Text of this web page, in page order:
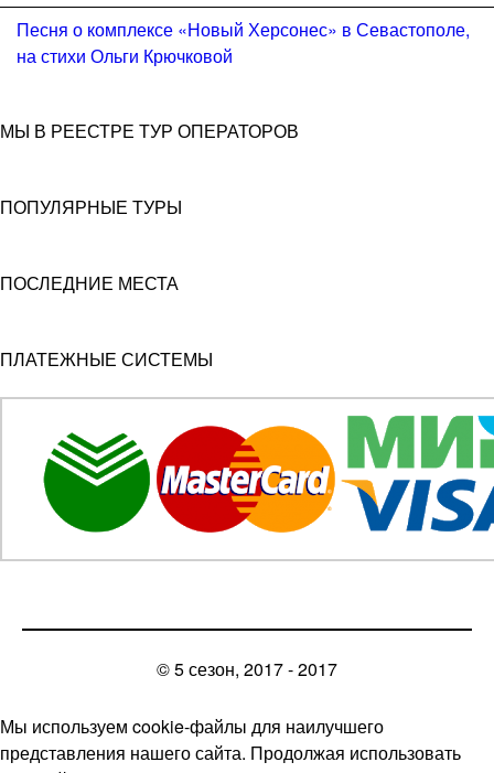
Песня о комплексе «Новый Херсонес» в Севастополе,
на стихи Ольги Крючковой
МЫ В РЕЕСТРЕ ТУР ОПЕРАТОРОВ
ПОПУЛЯРНЫЕ ТУРЫ
ПОСЛЕДНИЕ МЕСТА
ПЛАТЕЖНЫЕ СИСТЕМЫ
© 5 сезон, 2017 - 2017
Мы используем cookie-файлы для наилучшего
представления нашего сайта. Продолжая использовать